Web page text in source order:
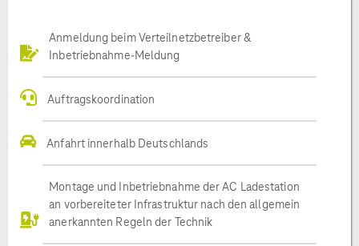
Anmeldung beim Verteilnetzbetreiber &
Inbetriebnahme-Meldung
Auftragskoordination
Anfahrt innerhalb Deutschlands
Montage und Inbetriebnahme der AC Ladestation
an vorbereiteter Infrastruktur nach den allgemein
anerkannten Regeln der Technik